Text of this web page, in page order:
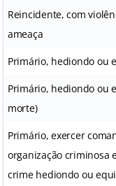
Reincidente, com
ameaça
Primário, hediondo ou
Primário, hediondo ou
morte)
Primário, exercer
organização criminosa
crime hediondo ou